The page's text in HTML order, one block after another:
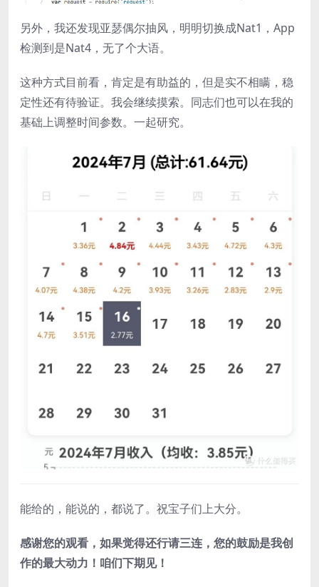
另外，我还发现亚瑟偶尔抽风，明明切换成Nat1，App
检测到是Nat4，无了个大语。
这种方式目前看，肯定是有助益的，但是实不相瞒，稳
定性还有待验证。我会继续摸索。同志们也可以在我的
基础上调整时间参数。一起研究。
能给的，能说的，都说了。祝宝子们上大分。
感谢您的观看，如果觉得还行请三连，您的鼓励是我创
作的最大动力！咱们下期见！